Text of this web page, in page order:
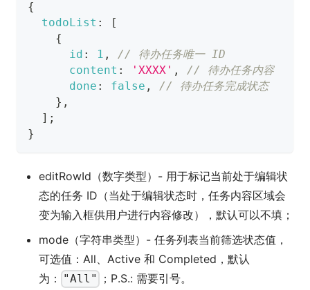
{
todoList :
[
{
id : 1 ,
// 待办任务唯一 ID
content : 'XXXX' ,
// 待办任务内容
done : false ,
// 待办任务完成状态
} ,
] ;
}
editRowId（数字类型）- 用于标记当前处于编辑状
态的任务 ID（当处于编辑状态时，任务内容区域会
变为输入框供用户进行内容修改），默认可以不填；
mode（字符串类型）- 任务列表当前筛选状态值，
可选值：All、Active 和 Completed，默认
为：
"All"
；P.S.: 需要引号。